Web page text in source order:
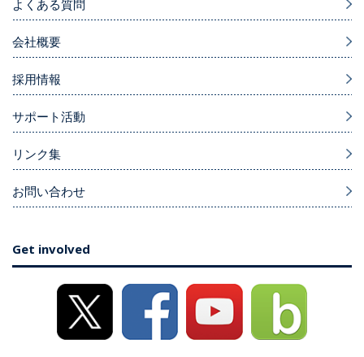
よくある質問
会社概要
採用情報
サポート活動
リンク集
お問い合わせ
Get involved